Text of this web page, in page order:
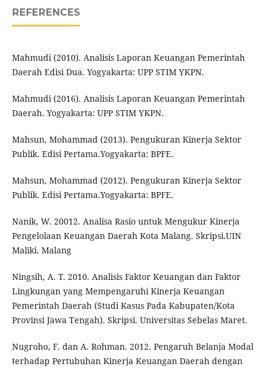
REFERENCES
Mahmudi (2010). Analisis Laporan Keuangan Pemerintah
Daerah Edisi Dua. Yogyakarta: UPP STIM YKPN.
Mahmudi (2016). Analisis Laporan Keuangan Pemerintah
Daerah. Yogyakarta: UPP STIM YKPN.
Mahsun, Mohammad (2013). Pengukuran Kinerja Sektor
Publik. Edisi Pertama.Yogyakarta: BPFE.
Mahsun, Mohammad (2012). Pengukuran Kinerja Sektor
Publik. Edisi Pertama.Yogyakarta: BPFE.
Nanik, W. 20012. Analisa Rasio untuk Mengukur Kinerja
Pengelolaan Keuangan Daerah Kota Malang. Skripsi.UIN
Maliki. Malang
Ningsih, A. T. 2010. Analisis Faktor Keuangan dan Faktor
Lingkungan yang Mempengaruhi Kinerja Keuangan
Pemerintah Daerah (Studi Kasus Pada Kabupaten/Kota
Provinsi Jawa Tengah). Skripsi. Universitas Sebelas Maret.
Nugroho, F. dan A. Rohman. 2012. Pengaruh Belanja Modal
terhadap Pertubuhan Kinerja Keuangan Daerah dengan